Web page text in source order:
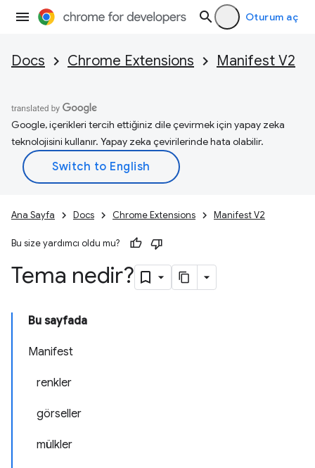
Oturum aç
Docs Chrome Extensions Manifest V2
Google, içerikleri tercih ettiğiniz dile çevirmek için yapay zeka
teknolojisini kullanır. Yapay zeka çevirilerinde hata olabilir.
Ana Sayfa Docs Chrome Extensions Manifest V2
Bu size yardımcı oldu mu?
Tema nedir?
Bu sayfada
Manifest
renkler
görseller
mülkler